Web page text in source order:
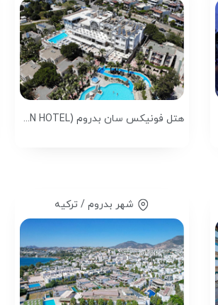
هتل فونیکس سان بدروم (PHOENIX SUN HOTEL)
شهر بدروم / ترکیه